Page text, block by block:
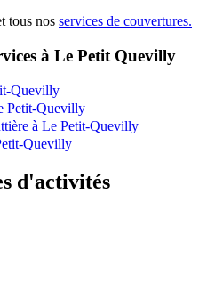
tous nos services de couvertures.
à Le Petit Quevilly
Quevilly
Petit-Quevilly
à Le Petit-Quevilly
Quevilly
d'activités